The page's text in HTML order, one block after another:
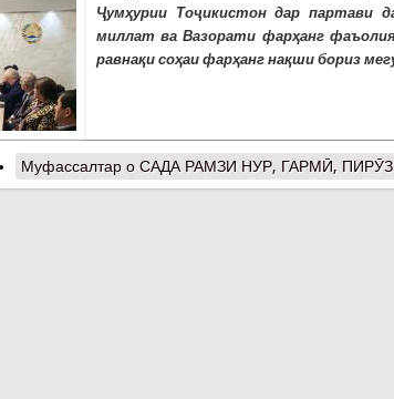
Ҷумҳурии Тоҷикистон дар партави
миллат ва Вазорати фарҳанг
равнақи соҳаи фарҳанг нақши бориз
Муфассалтар о САДА РАМЗИ НУР, ГАРМӢ,